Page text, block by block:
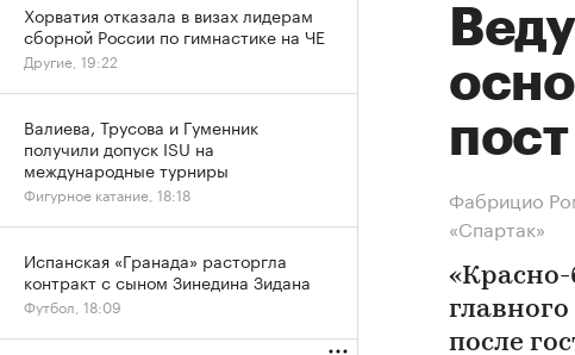
Фабрицио
«Спартак»
«Красно-
после
Хорватия отказала в визах лидерам
сборной России по гимнастике на ЧЕ
Другие, 19:22
Валиева, Трусова и Гуменник
получили допуск ISU на
международные турниры
Фигурное катание, 18:18
Испанская «Гранада» расторгла
контракт с сыном Зинедина Зидана
Футбол, 18:09